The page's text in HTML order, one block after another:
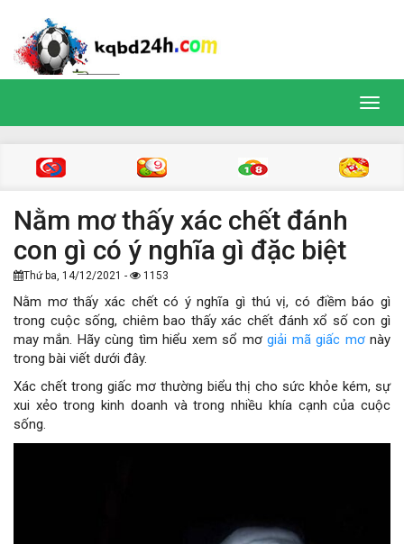
Nằm mơ thấy xác chết đánh
con gì có ý nghĩa gì đặc biệt
Thứ ba, 14/12/2021 - 1153
Nằm mơ thấy xác chết có ý nghĩa gì thú vị, có điềm báo gì
trong cuộc sống, chiêm bao thấy xác chết đánh xổ số con gì
may mắn. Hãy cùng tìm hiểu xem sổ mơgiải mã giấc mơnày
trong bài viết dưới đây.
Xác chết trong giấc mơ thường biểu thị cho sức khỏe kém, sự
xui xẻo trong kinh doanh và trong nhiều khía cạnh của cuộc
sống.